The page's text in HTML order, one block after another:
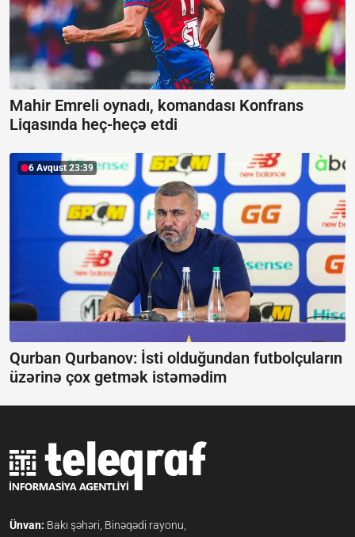
Mahir Emreli oynadı, komandası Konfrans
Liqasında heç-heçə etdi
6 Avqust 23:39
Qurban Qurbanov: İsti olduğundan futbolçuların
üzərinə çox getmək istəmədim
Ünvan: Bakı şəhəri, Binəqədi rayonu,